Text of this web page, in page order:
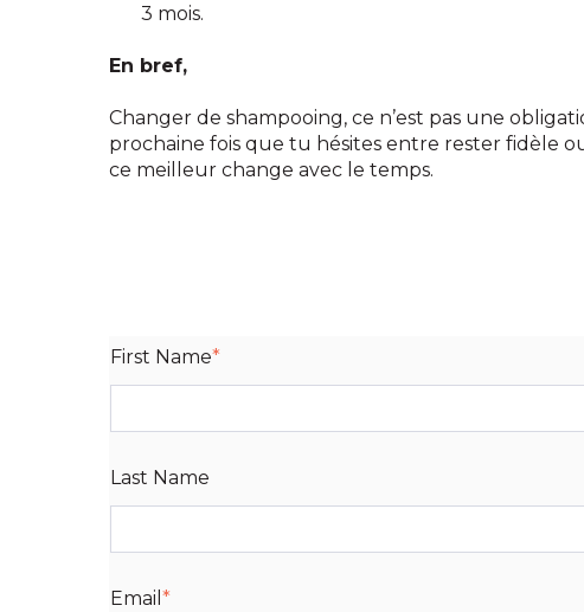
3 mois.
En bref,
Changer de shampooing, ce n’est pas une
prochaine fois que tu hésites entre rester fidèle
ce meilleur change avec le temps.
First Name*
Last Name
Email *